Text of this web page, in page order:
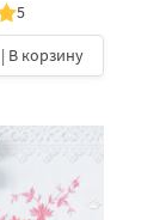
5
| В корзину